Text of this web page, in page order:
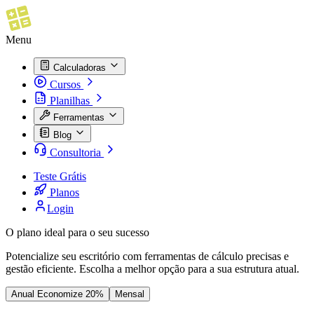
Menu
Calculadoras
Cursos
Planilhas
Ferramentas
Blog
Consultoria
Teste Grátis
Planos
Login
O plano ideal para o seu sucesso
Potencialize seu escritório com ferramentas de cálculo precisas e
gestão eficiente. Escolha a melhor opção para a sua estrutura atual.
Anual Economize 20% Mensal